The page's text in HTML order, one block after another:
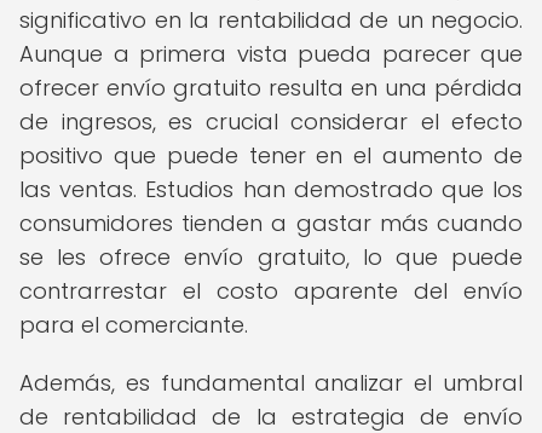
significativo en la rentabilidad de un negocio.
Aunque a primera vista pueda parecer que
ofrecer envío gratuito resulta en una pérdida
de ingresos, es crucial considerar el efecto
positivo que puede tener en el aumento de
las ventas. Estudios han demostrado que los
consumidores tienden a gastar más cuando
se les ofrece envío gratuito, lo que puede
contrarrestar el costo aparente del envío
para el comerciante.
Además, es fundamental analizar el umbral
de rentabilidad de la estrategia de envío